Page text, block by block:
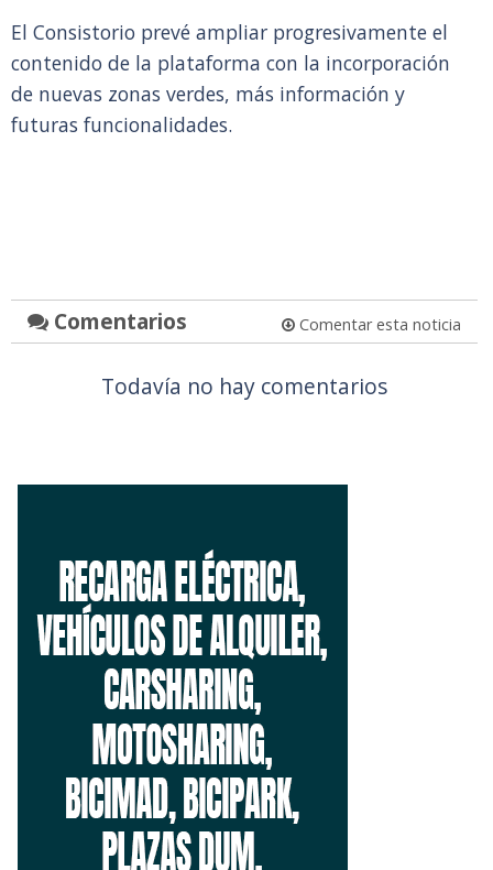
El Consistorio prevé ampliar progresivamente el
contenido de la plataforma con la incorporación
de nuevas zonas verdes, más información y
futuras funcionalidades.
Comentarios Comentar esta noticia
Todavía no hay comentarios